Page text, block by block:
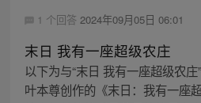
1 个回答 2024年09月05日 06:01
末日 我有一座超级农庄
以下为与“末日 我有一座超级农
叶本尊创作的《末日：我有一座